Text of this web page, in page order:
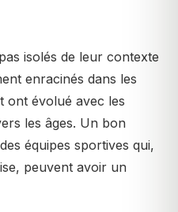
isolés de leur contexte
enracinés dans les
ont évolué avec les
les âges. Un bon
équipes sportives qui,
peuvent avoir un